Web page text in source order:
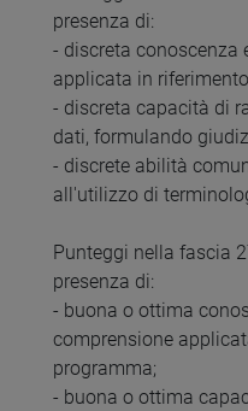
presenza di:
- discreta conoscenza
applicata in
- discreta capacità di
dati, formulando
- discrete abilità
all'utilizzo di
Punteggi nella fascia
presenza di:
- buona o ottima
comprensione
programma;
- buona o ottima